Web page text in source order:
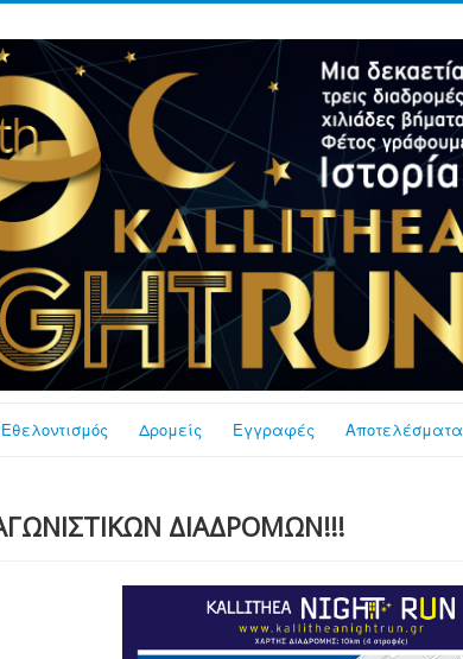
Εθελοντισμός Δρομείς Εγγραφές Αποτελέσματα
ΔΙΑΔΡΟΜΩΝ!!!